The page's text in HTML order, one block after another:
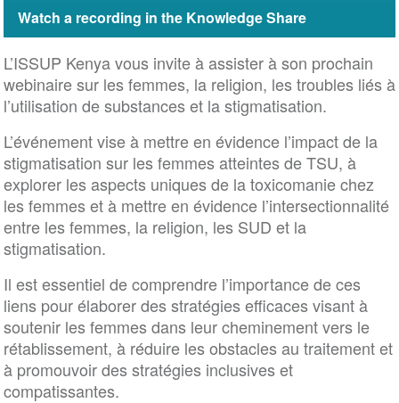
Watch a recording in the Knowledge Share
L’ISSUP Kenya vous invite à assister à son prochain
webinaire sur les femmes, la religion, les troubles liés à
l’utilisation de substances et la stigmatisation.
L’événement vise à mettre en évidence l’impact de la
stigmatisation sur les femmes atteintes de TSU, à
explorer les aspects uniques de la toxicomanie chez
les femmes et à mettre en évidence l’intersectionnalité
entre les femmes, la religion, les SUD et la
stigmatisation.
Il est essentiel de comprendre l’importance de ces
liens pour élaborer des stratégies efficaces visant à
soutenir les femmes dans leur cheminement vers le
rétablissement, à réduire les obstacles au traitement et
à promouvoir des stratégies inclusives et
compatissantes.